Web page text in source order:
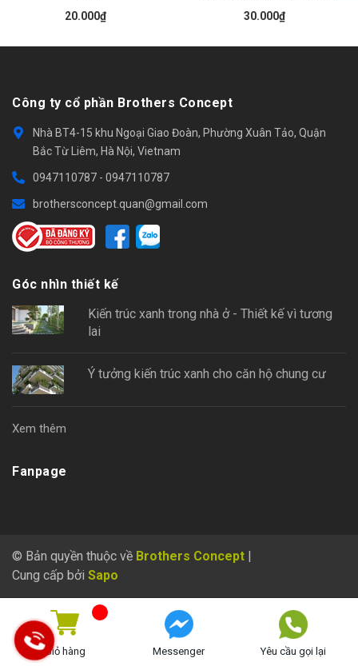
20.000₫
30.000₫
Công ty cổ phần Brothers Concept
Nhà BT4-15 khu Ngoại Giao Đoàn, Phường Xuân Tảo, Quận
Bắc Từ Liêm, Hà Nội, Vietnam
0947110787 - 0947110787
brothersconcept.quan@gmail.com
Góc nhìn thiết kế
Kiến trúc xanh trong nhà ở - Thiết kế vì tương
lai
Ý tưởng kiến trúc xanh cho căn hộ chung cư
Xem thêm
Fanpage
© Bản quyền thuộc về Brothers Concept
Cung cấp bởi Sapo
Giỏ hàng Messenger Yêu cầu gọi lại